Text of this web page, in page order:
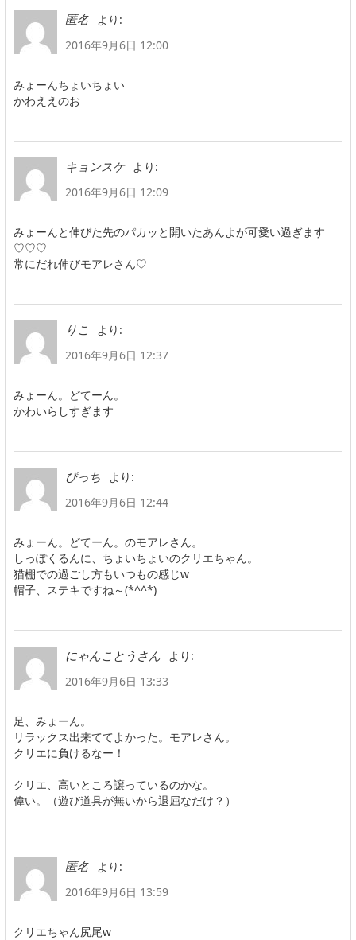
匿名
より:
2016年9月6日 12:00
みょーんちょいちょい
かわええのお
キョンスケ
より:
2016年9月6日 12:09
みょーんと伸びた先のパカッと開いたあんよが可愛い過ぎます
♡♡♡
常にだれ伸びモアレさん♡
りこ
より:
2016年9月6日 12:37
みょーん。どてーん。
かわいらしすぎます
ぴっち
より:
2016年9月6日 12:44
みょーん。どてーん。のモアレさん。
しっぽくるんに、ちょいちょいのクリエちゃん。
猫棚での過ごし方もいつもの感じw
帽子、ステキですね～(*^^*)
にゃんことうさん
より:
2016年9月6日 13:33
足、みょーん。
リラックス出来ててよかった。モアレさん。
クリエに負けるなー！
クリエ、高いところ譲っているのかな。
偉い。（遊び道具が無いから退屈なだけ？）
匿名
より:
2016年9月6日 13:59
クリエちゃん尻尾w